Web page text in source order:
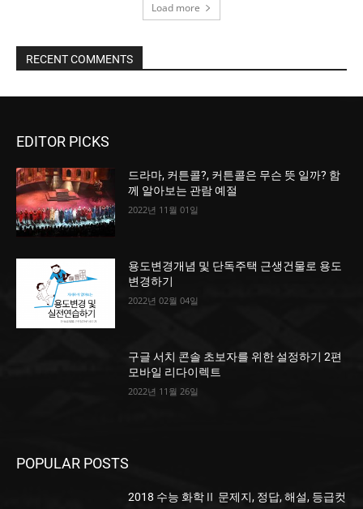
Load more
RECENT COMMENTS
EDITOR PICKS
드라마, 커튼콜?, 커튼콜은 무슨 뜻 일까? 함
께 알아보는 관람 예절
2022년 11월 01일
용도변경개념 및 단독주택 근생건물로 용도
변경하기
2022년 02월 04일
구글 서치 콘솔 초보자를 위한 설정하기 2편
모바일 리다이렉트
2022년 11월 26일
POPULAR POSTS
2018 수능 화학Ⅱ 문제지, 정답, 해설, 등급컷